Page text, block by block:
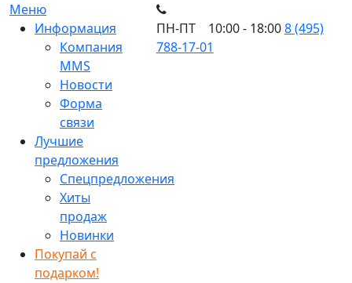
Меню
Информация
Компания
MMS
Новости
Форма
связи
Лучшие
предложения
Спецпредложения
Хиты
продаж
Новинки
Покупай с
подарком!
ПН-ПТ 10:00 - 18:008 (495)
788-17-01